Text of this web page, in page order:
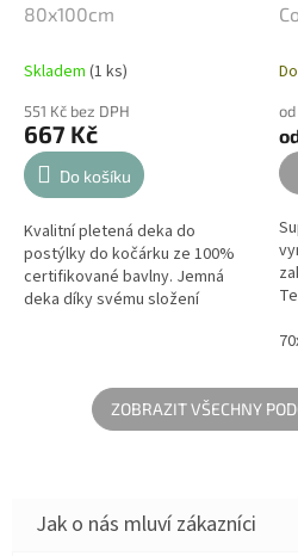
80x100cm
Skladem (1 ks)
551 Kč bez DPH
667 Kč
Do košíku
Kvalitní pletená deka do
postýlky do kočárku ze 100%
certifikované bavlny. Jemná
deka díky svému složení
ZOBRAZIT VŠECHNY